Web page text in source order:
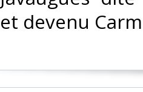
et devenu